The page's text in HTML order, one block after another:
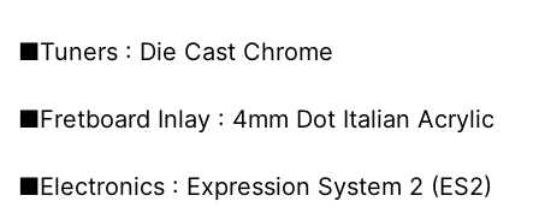
■Tuners : Die Cast Chrome
■Fretboard Inlay : 4mm Dot Italian Acrylic
■Electronics : Expression System 2 (ES2)